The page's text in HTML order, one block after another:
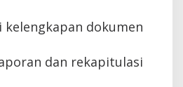
kelengkapan dokumen
dan rekapitulasi